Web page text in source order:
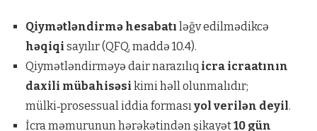
Qiymətləndirmə hesabatı ləğv edilmədikcə
həqiqi sayılır (QFQ, maddə 10.4).
Qiymətləndirməyə dair narazılıq icra icraatının
daxili mübahisəsi kimi həll olunmalıdır;
mülki‑prosessual iddia forması yol verilən deyil.
İcra məmurunun hərəkətindən şikayət10 gün